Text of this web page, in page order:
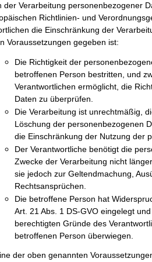
der Verarbeitung personenbezogener
Richtlinien- und
die Einschränkung der
Voraussetzungen gegeben ist:
Die Richtigkeit der
betroffenen Person bestritten, und
Verantwortlichen ermöglicht, die
Daten zu überprüfen.
Die Verarbeitung ist unrechtmäßig,
Löschung der personenbezogenen
die Einschränkung der Nutzung der
Der Verantwortliche benötigt die
Zwecke der Verarbeitung nicht
sie jedoch zur Geltendmachung,
Rechtsansprüchen.
Die betroffene Person hat
Art. 21 Abs. 1 DS-GVO eingelegt
berechtigten Gründe des
betroffenen Person überwiegen.
der oben genannten